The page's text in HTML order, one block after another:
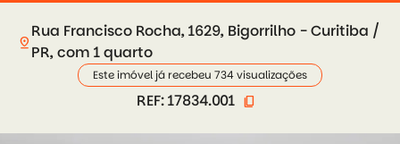
pin_drop
Rua Francisco Rocha, 1629, Bigorrilho - Curitiba /
PR, com 1 quarto
Este imóvel já recebeu 734 visualizações
REF: 17834.001 content_copy